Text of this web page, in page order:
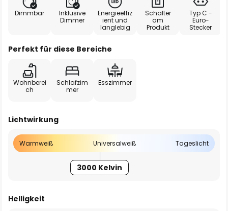
Dimmbar
Inklusive
Dimmer
Energieeffiz
ient und
langlebig
Schalter
am
Produkt
Typ C -
Euro-
Stecker
Perfekt für diese Bereiche
Wohnberei
ch
Schlafzim
mer
Esszimmer
Lichtwirkung
Warmweiß Universalweiß Tageslicht
3000 Kelvin
Helligkeit